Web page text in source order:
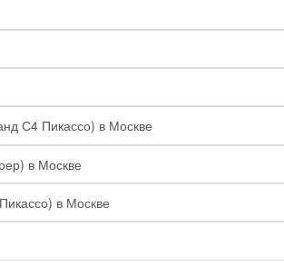
С4 Пикассо) в Москве
в Москве
в Москве